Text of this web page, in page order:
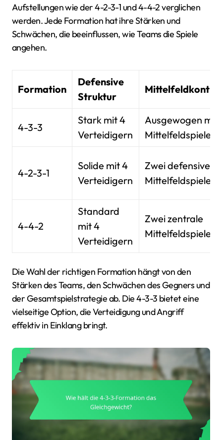
Aufstellungen wie der 4-2-3-1 und 4-4-2 verglichen
werden. Jede Formation hat ihre Stärken und
Schwächen, die beeinflussen, wie Teams die Spiele
angehen.
Formation
Defensive
Struktur
4-3-3
Stark mit 4
Verteidigern
Ausgewogen mit
Mittelfeldspielern
4-2-3-1
Solide mit 4
Verteidigern
Zwei defensive
Mittelfeldspieler
4-4-2
Standard
mit 4
Verteidigern
Zwei zentrale
Mittelfeldspieler
Die Wahl der richtigen Formation hängt von den
Stärken des Teams, den Schwächen des Gegners und
der Gesamtspielstrategie ab. Die 4-3-3 bietet eine
vielseitige Option, die Verteidigung und Angriff
effektiv in Einklang bringt.